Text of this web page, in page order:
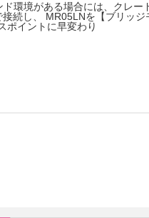
ド環境がある場合には、クレー
続し、 MR05LNを【ブリッジ
ポイントに早変わり